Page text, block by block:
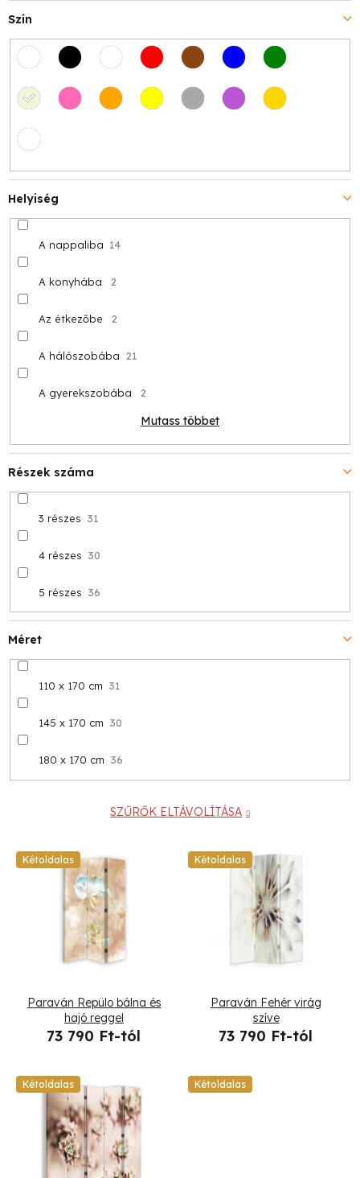
Szín
Méret
110 x 170 cm 31
145 x 170 cm 30
180 x 170 cm 36
Helyiség
A nappaliba 14
A konyhába 2
Az étkezőbe 2
A hálószobába 21
A gyerekszobába 2
Mutass többet
Részek száma
3 részes 31
4 részes 30
5 részes 36
SZŰRŐK ELTÁVOLÍTÁSA
T
k
Kétoldalas
Paraván Repülo bálna és
hajó reggel
73 790 Ft-tól
Kétoldalas
Paraván Fehér virág
szíve
73 790 Ft-tól
Kétoldalas Kétoldalas